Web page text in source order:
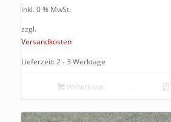
inkl. 0 % MwSt.
zzgl.
Versandkosten
Lieferzeit: 2 - 3 Werktage
Weiterlesen